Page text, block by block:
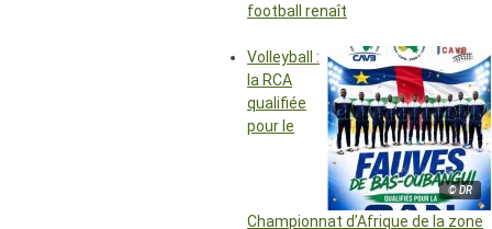
football renaît
© DR
Volleyball :
la RCA
qualifiée
pour le
Championnat d’Afrique de la zone